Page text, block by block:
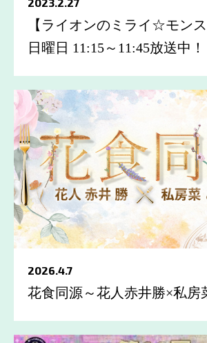
【ライオンのミライ☆モン
日曜日 11:15～11:45放送中！
2026.4.7
花食同源～花人赤井勝×私房